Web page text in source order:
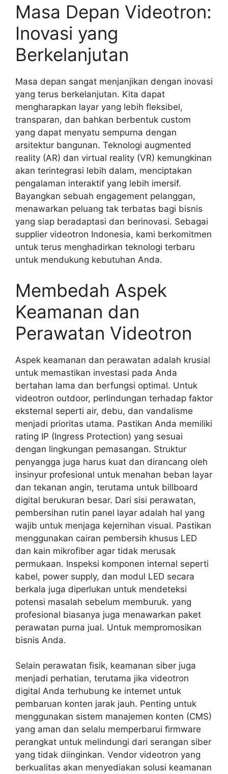
Masa Depan Videotron:
Inovasi yang
Berkelanjutan
Masa depan sangat menjanjikan dengan inovasi
yang terus berkelanjutan. Kita dapat
mengharapkan layar yang lebih fleksibel,
transparan, dan bahkan berbentuk custom
yang dapat menyatu sempurna dengan
arsitektur bangunan. Teknologi augmented
reality (AR) dan virtual reality (VR) kemungkinan
akan terintegrasi lebih dalam, menciptakan
pengalaman interaktif yang lebih imersif.
Bayangkan sebuah engagement pelanggan,
menawarkan peluang tak terbatas bagi bisnis
yang siap beradaptasi dan berinovasi. Sebagai
supplier videotron Indonesia, kami berkomitmen
untuk terus menghadirkan teknologi terbaru
untuk mendukung kebutuhan Anda.
Membedah Aspek
Keamanan dan
Perawatan Videotron
Aspek keamanan dan perawatan adalah krusial
untuk memastikan investasi pada Anda
bertahan lama dan berfungsi optimal. Untuk
videotron outdoor, perlindungan terhadap faktor
eksternal seperti air, debu, dan vandalisme
menjadi prioritas utama. Pastikan Anda memiliki
rating IP (Ingress Protection) yang sesuai
dengan lingkungan pemasangan. Struktur
penyangga juga harus kuat dan dirancang oleh
insinyur profesional untuk menahan beban layar
dan tekanan angin, terutama untuk billboard
digital berukuran besar. Dari sisi perawatan,
pembersihan rutin panel layar adalah hal yang
wajib untuk menjaga kejernihan visual. Pastikan
menggunakan cairan pembersih khusus LED
dan kain mikrofiber agar tidak merusak
permukaan. Inspeksi komponen internal seperti
kabel, power supply, dan modul LED secara
berkala juga diperlukan untuk mendeteksi
potensi masalah sebelum memburuk. yang
profesional biasanya juga menawarkan paket
perawatan purna jual. Untuk mempromosikan
bisnis Anda.
Selain perawatan fisik, keamanan siber juga
menjadi perhatian, terutama jika videotron
digital Anda terhubung ke internet untuk
pembaruan konten jarak jauh. Penting untuk
menggunakan sistem manajemen konten (CMS)
yang aman dan selalu memperbarui firmware
perangkat untuk melindungi dari serangan siber
yang tidak diinginkan. Vendor videotron yang
berkualitas akan menyediakan solusi keamanan